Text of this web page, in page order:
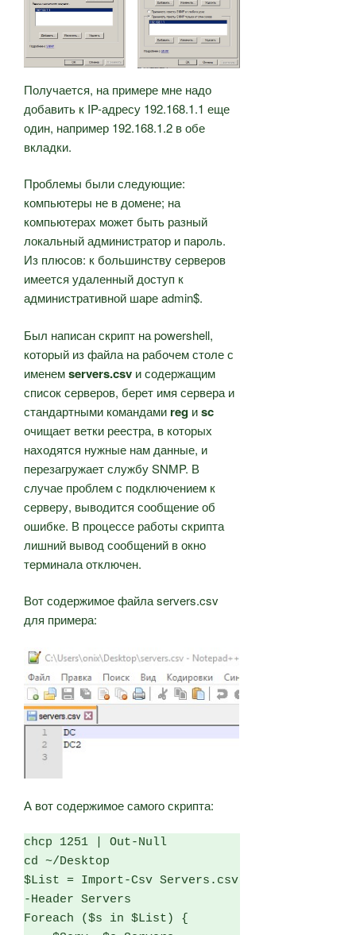
Получается, на примере мне надо
добавить к IP-адресу 192.168.1.1 еще
один, например 192.168.1.2 в обе
вкладки.
Проблемы были следующие:
компьютеры не в домене; на
компьютерах может быть разный
локальный администратор и пароль.
Из плюсов: к большинству серверов
имеется удаленный доступ к
административной шаре admin$.
Был написан скрипт на powershell,
который из файла на рабочем столе с
именемservers.csv и содержащим
список серверов, берет имя сервера и
стандартными командами reg иsc
очищает ветки реестра, в которых
находятся нужные нам данные, и
перезагружает службу SNMP. В
случае проблем с подключением к
серверу, выводится сообщение об
ошибке. В процессе работы скрипта
лишний вывод сообщений в окно
терминала отключен.
Вот содержимое файла servers.csv
для примера:
А вот содержимое самого скрипта:
chcp 1251 | Out-Null
cd ~/Desktop
$List = Import-Csv Servers.csv
-Header Servers
Foreach ($s in $List) {